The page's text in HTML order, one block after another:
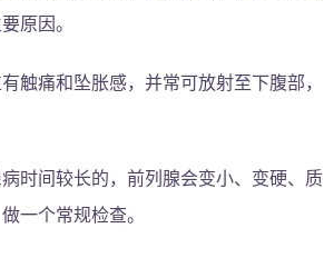
原因。
触痛和坠胀感，并常可放射至下腹部，
时间较长的，前列腺会变小、变硬、质
一个常规检查。